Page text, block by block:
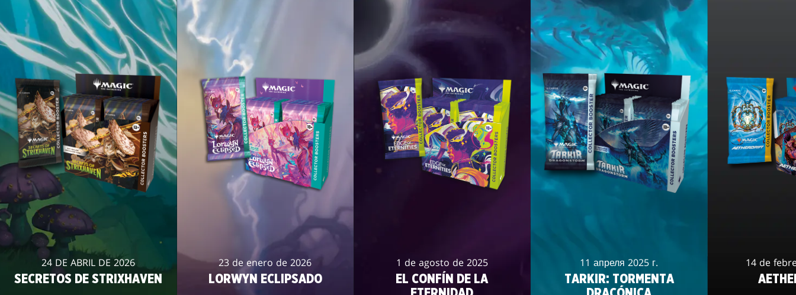
24 DE ABRIL DE 2026
SECRETOS DE STRIXHAVEN
23 de enero de 2026
LORWYN ECLIPSADO
1 de agosto de 2025
EL CONFÍN DE LA
11 апреля 2025 г.
TARKIR: TORMENTA
14 de